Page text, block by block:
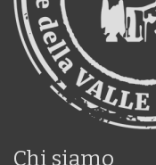
Chi siamo